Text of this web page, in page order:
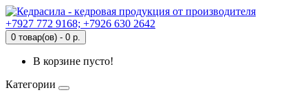
+7927 772 9168; +7926 630 2642
0 товар(ов) - 0 р.
В корзине пусто!
Категории